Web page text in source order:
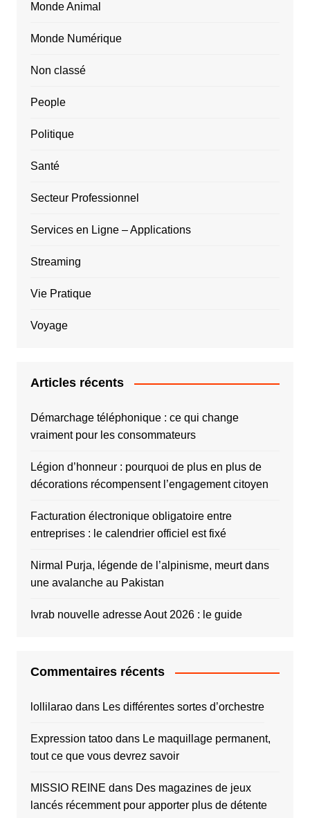
Monde Animal
Monde Numérique
Non classé
People
Politique
Santé
Secteur Professionnel
Services en Ligne – Applications
Streaming
Vie Pratique
Voyage
Articles récents
Démarchage téléphonique : ce qui change
vraiment pour les consommateurs
Légion d’honneur : pourquoi de plus en plus de
décorations récompensent l’engagement citoyen
Facturation électronique obligatoire entre
entreprises : le calendrier officiel est fixé
Nirmal Purja, légende de l’alpinisme, meurt dans
une avalanche au Pakistan
Ivrab nouvelle adresse Aout 2026 : le guide
Commentaires récents
lollilaraodans Les différentes sortes d’orchestre
Expression tatoodans Le maquillage permanent,
tout ce que vous devrez savoir
MISSIO REINE dans Des magazines de jeux
lancés récemment pour apporter plus de détente